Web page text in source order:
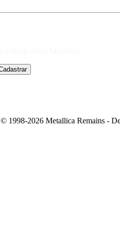
© 1998-2026 Metallica Remains -